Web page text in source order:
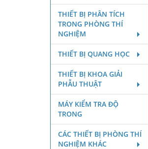
THIẾT BỊ PHÂN TÍCH
TRONG PHÒNG THÍ
NGHIỆM
THIẾT BỊ QUANG HỌC
THIẾT BỊ KHOA GIẢI
PHẪU THUẬT
MÁY KIỂM TRA ĐỘ
TRONG
CÁC THIẾT BỊ PHÒNG THÍ
NGHIỆM KHÁC